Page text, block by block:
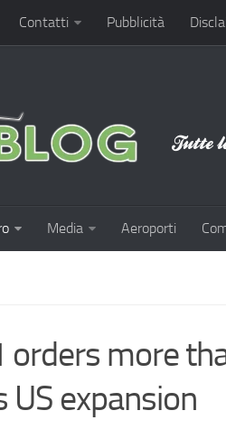
Contatti Pubblicità
Media Aeroporti
orders more
US expansion